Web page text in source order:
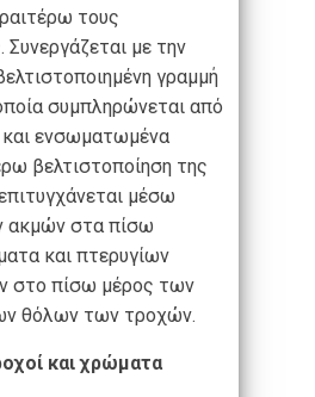
τους
Συνεργάζεται με την
γραμμή
συμπληρώνεται από
ενσωματωμένα
βελτιστοποίηση της
μέσω
ακμών στα πίσω
και πτερυγίων
στο πίσω μέρος των
θόλων των τροχών.
και χρώματα